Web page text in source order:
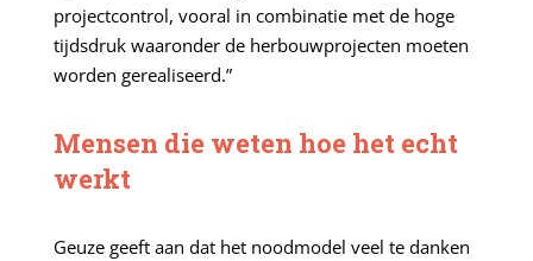
projectcontrol, vooral in combinatie met de hoge
tijdsdruk waaronder de herbouwprojecten moeten
worden gerealiseerd.”
Mensen die weten hoe het echt
werkt
Geuze geeft aan dat het noodmodel veel te danken